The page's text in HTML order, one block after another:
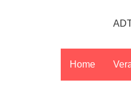
Home